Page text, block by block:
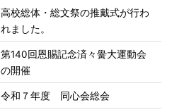
高校総体・総文祭の推戴式が行わ
れました。
第140回恩賜記念済々黌大運動会
の開催
令和７年度 同心会総会